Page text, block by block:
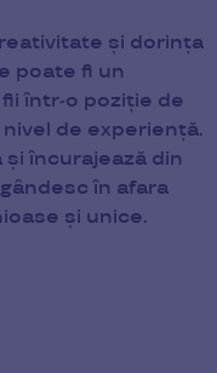
și dorința
poate fi un
într-o poziție de
de experiență.
încurajează din
în afara
și unice.